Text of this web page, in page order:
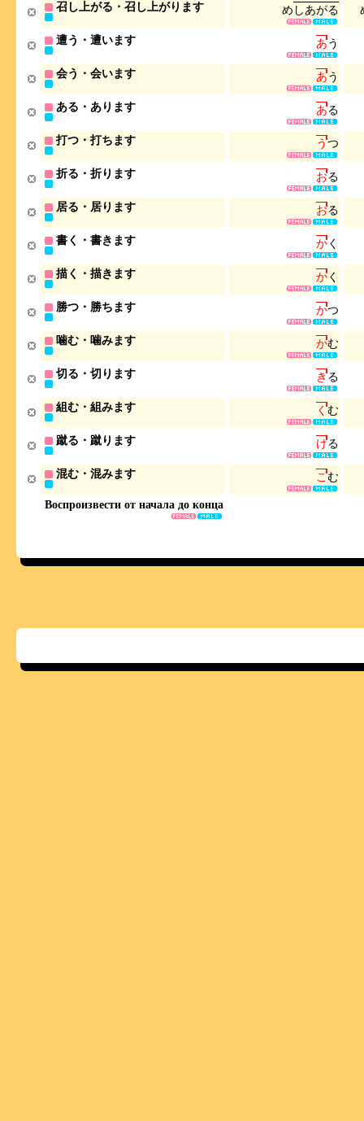
Воспроизвести от начала до конца
召し上がる・召し上がります め しあがる
遭う・遭います あう
会う・会います あう
ある・あります ある
打つ・打ちます うつ
折る・折ります おる
居る・居ります おる
書く・書きます かく
描く・描きます かく
勝つ・勝ちます かつ
噛む・噛みます かむ
切る・切ります きる
組む・組みます くむ
蹴る・蹴ります ける
混む・混みます こむ